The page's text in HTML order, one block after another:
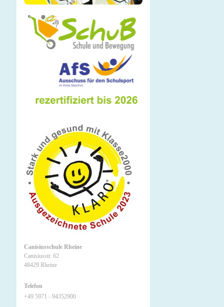
Canisiusschule Rheine
Canisiusstr. 62
48429 Rheine
Telefon
+49 5971 - 94352900